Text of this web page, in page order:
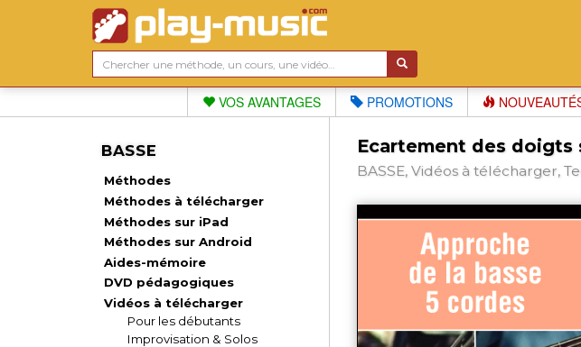
VOS AVANTAGES PROMOTIONS
BASSE
Méthodes
Méthodes à télécharger
Méthodes sur iPad
Méthodes sur Android
Aides-mémoire
DVD pédagogiques
Vidéos à télécharger
Pour les débutants
Improvisation & Solos
Ecartement des doigts
BASSE, Vidéos à télécharger,